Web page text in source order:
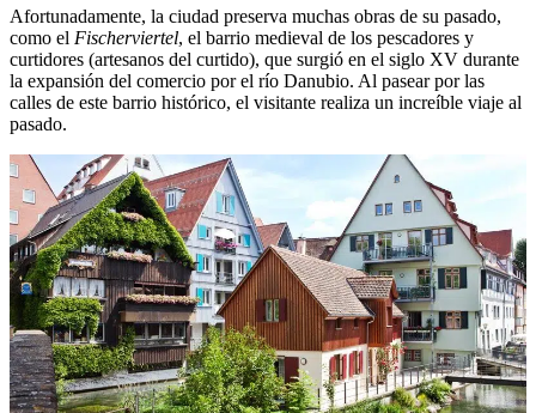
Afortunadamente, la ciudad preserva muchas obras de su pasado,
como el Fischerviertel, el barrio medieval de los pescadores y
curtidores (artesanos del curtido), que surgió en el siglo XV durante
la expansión del comercio por el río Danubio. Al pasear por las
calles de este barrio histórico, el visitante realiza un increíble viaje al
pasado.